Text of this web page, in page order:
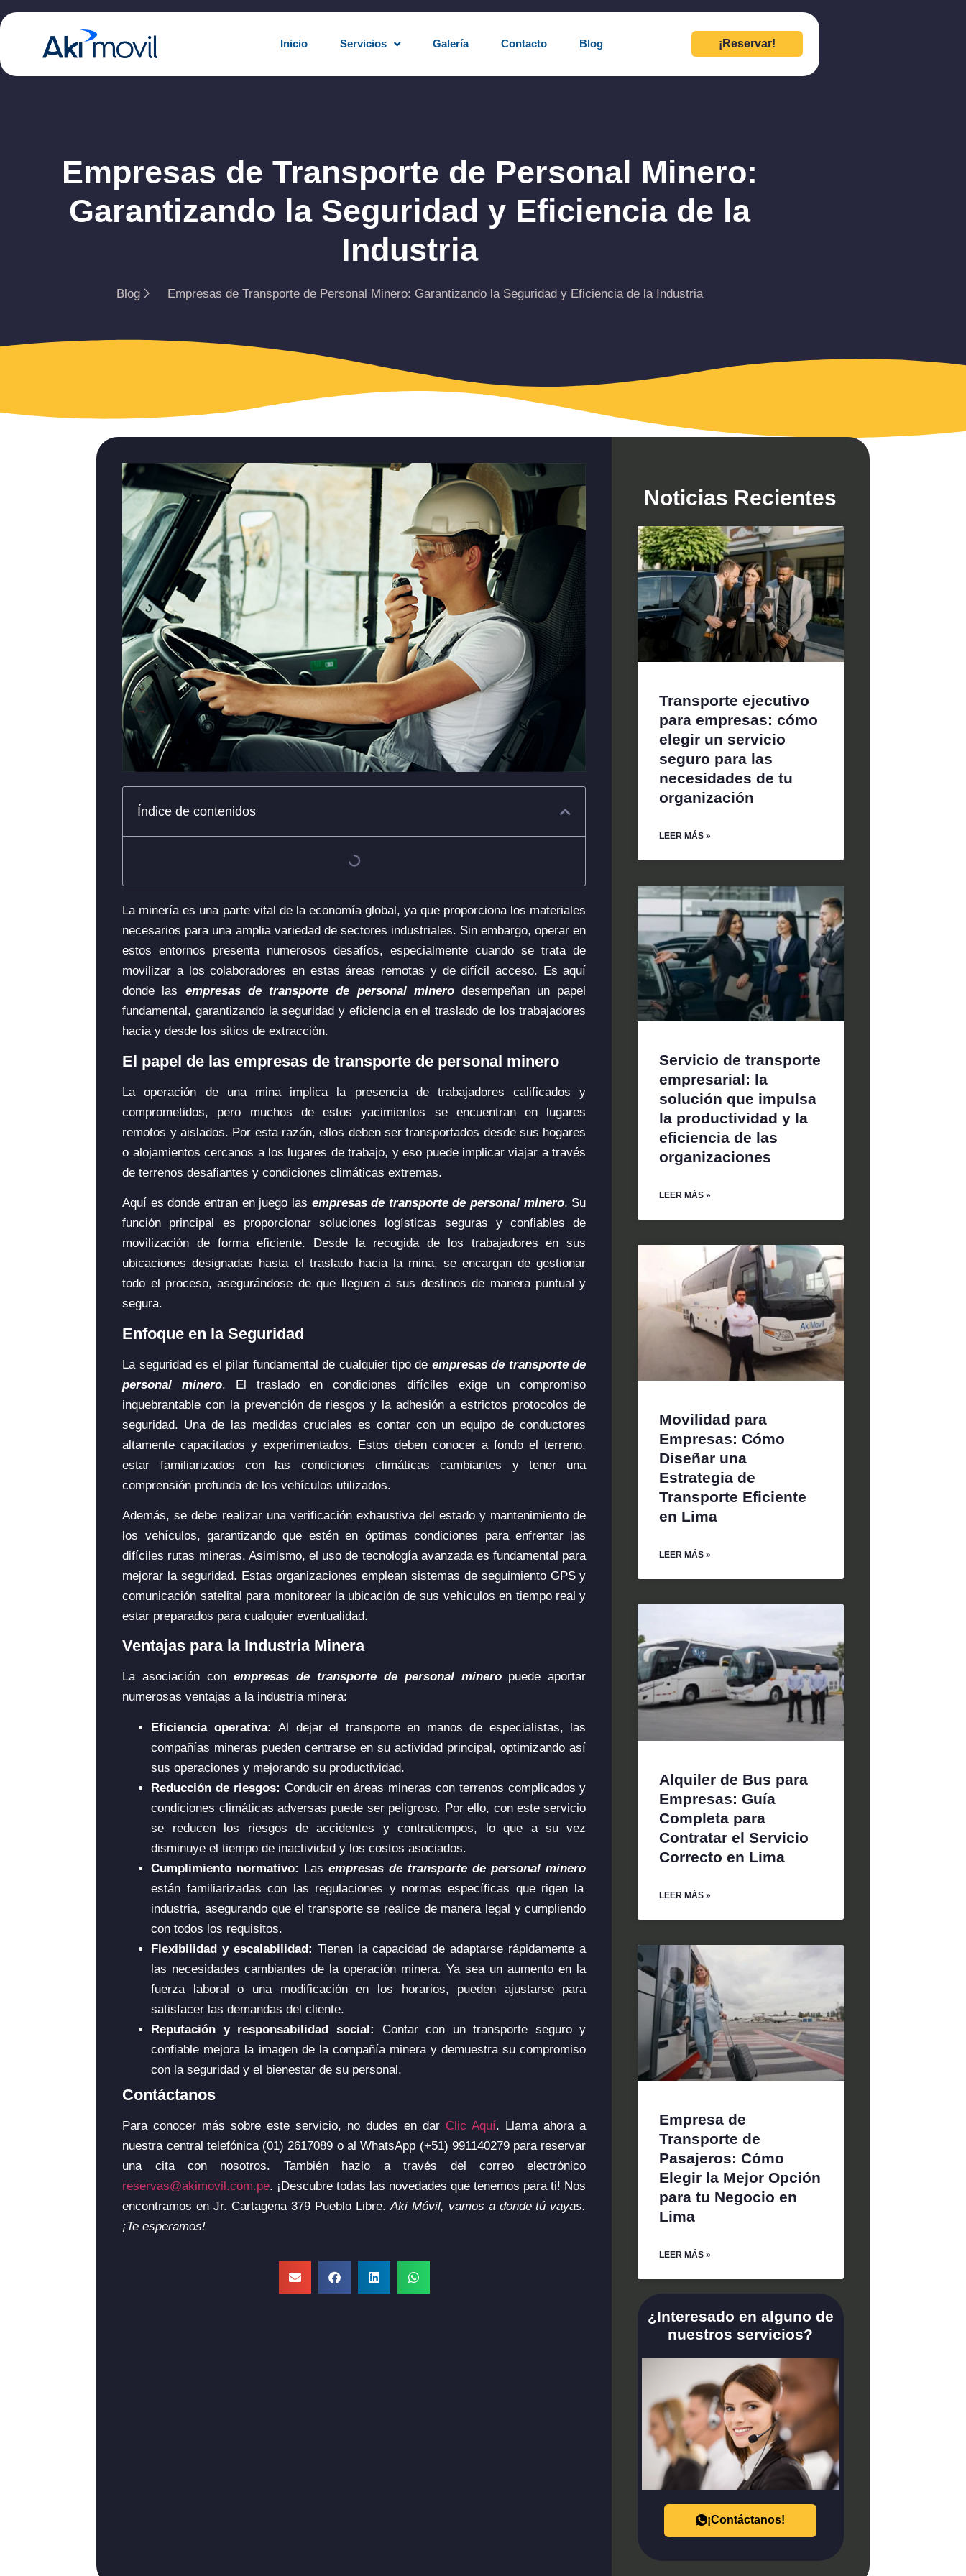
Inicio Servicios Galería Contacto Blog ¡Reservar!
Empresas de Transporte de Personal Minero:
Garantizando la Seguridad y Eficiencia de la
Industria
Blog Empresas de Transporte de Personal Minero: Garantizando la Seguridad y Eficiencia de la Industria
Índice de contenidos
La minería es una parte vital de la economía global, ya que proporciona los materiales
necesarios para una amplia variedad de sectores industriales. Sin embargo, operar en
estos entornos presenta numerosos desafíos, especialmente cuando se trata de
movilizar a los colaboradores en estas áreas remotas y de difícil acceso. Es aquí
donde las empresas de transporte de personal minerodesempeñan un papel
fundamental, garantizando la seguridad y eficiencia en el traslado de los trabajadores
hacia y desde los sitios de extracción.
El papel de las empresas de transporte de personal minero
La operación de una mina implica la presencia de trabajadores calificados y
comprometidos, pero muchos de estos yacimientos se encuentran en lugares
remotos y aislados. Por esta razón, ellos deben ser transportados desde sus hogares
o alojamientos cercanos a los lugares de trabajo, y eso puede implicar viajar a través
de terrenos desafiantes y condiciones climáticas extremas.
Aquí es donde entran en juego las empresas de transporte de personal minero. Su
función principal es proporcionar soluciones logísticas seguras y confiables de
movilización de forma eficiente. Desde la recogida de los trabajadores en sus
ubicaciones designadas hasta el traslado hacia la mina, se encargan de gestionar
todo el proceso, asegurándose de que lleguen a sus destinos de manera puntual y
segura.
Enfoque en la Seguridad
La seguridad es el pilar fundamental de cualquier tipo de empresas de transporte de
personal minero. El traslado en condiciones difíciles exige un compromiso
inquebrantable con la prevención de riesgos y la adhesión a estrictos protocolos de
seguridad. Una de las medidas cruciales es contar con un equipo de conductores
altamente capacitados y experimentados. Estos deben conocer a fondo el terreno,
estar familiarizados con las condiciones climáticas cambiantes y tener una
comprensión profunda de los vehículos utilizados.
Además, se debe realizar una verificación exhaustiva del estado y mantenimiento de
los vehículos, garantizando que estén en óptimas condiciones para enfrentar las
difíciles rutas mineras. Asimismo, el uso de tecnología avanzada es fundamental para
mejorar la seguridad. Estas organizaciones emplean sistemas de seguimiento GPS y
comunicación satelital para monitorear la ubicación de sus vehículos en tiempo real y
estar preparados para cualquier eventualidad.
Ventajas para la Industria Minera
La asociación con empresas de transporte de personal mineropuede aportar
numerosas ventajas a la industria minera:
Eficiencia operativa:Al dejar el transporte en manos de especialistas, las
compañías mineras pueden centrarse en su actividad principal, optimizando así
sus operaciones y mejorando su productividad.
Reducción de riesgos: Conducir en áreas mineras con terrenos complicados y
condiciones climáticas adversas puede ser peligroso. Por ello, con este servicio
se reducen los riesgos de accidentes y contratiempos, lo que a su vez
disminuye el tiempo de inactividad y los costos asociados.
Cumplimiento normativo: Lasempresas de transporte de personal minero
están familiarizadas con las regulaciones y normas específicas que rigen la
industria, asegurando que el transporte se realice de manera legal y cumpliendo
con todos los requisitos.
Flexibilidad y escalabilidad: Tienen la capacidad de adaptarse rápidamente a
las necesidades cambiantes de la operación minera. Ya sea un aumento en la
fuerza laboral o una modificación en los horarios, pueden ajustarse para
satisfacer las demandas del cliente.
Reputación y responsabilidad social:
Contar con un transporte seguro y
confiable mejora la imagen de la compañía minera y demuestra su compromiso
con la seguridad y el bienestar de su personal.
Contáctanos
Para conocer más sobre este servicio, no dudes en dar Clic Aquí. Llama ahora a
nuestra central telefónica (01) 2617089 o al WhatsApp (+51) 991140279 para reservar
una cita con nosotros. También hazlo a través del correo electrónico
reservas@akimovil.com.pe. ¡Descubre todas las novedades que tenemos para ti! Nos
encontramos en Jr. Cartagena 379 Pueblo Libre. Aki Móvil, vamos a donde tú vayas.
¡Te esperamos!
Noticias Recientes
Transporte ejecutivo
para empresas: cómo
elegir un servicio
seguro para las
necesidades de tu
organización
LEER MÁS »
Servicio de transporte
empresarial: la
solución que impulsa
la productividad y la
eficiencia de las
organizaciones
LEER MÁS »
Movilidad para
Empresas: Cómo
Diseñar una
Estrategia de
Transporte Eficiente
en Lima
LEER MÁS »
Alquiler de Bus para
Empresas: Guía
Completa para
Contratar el Servicio
Correcto en Lima
LEER MÁS »
Empresa de
Transporte de
Pasajeros: Cómo
Elegir la Mejor Opción
para tu Negocio en
Lima
LEER MÁS »
¿Interesado en alguno de
nuestros servicios?
¡Contáctanos!